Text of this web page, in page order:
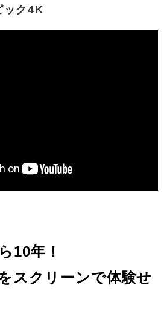
ック4K
10年！
スクリーンで体験せ